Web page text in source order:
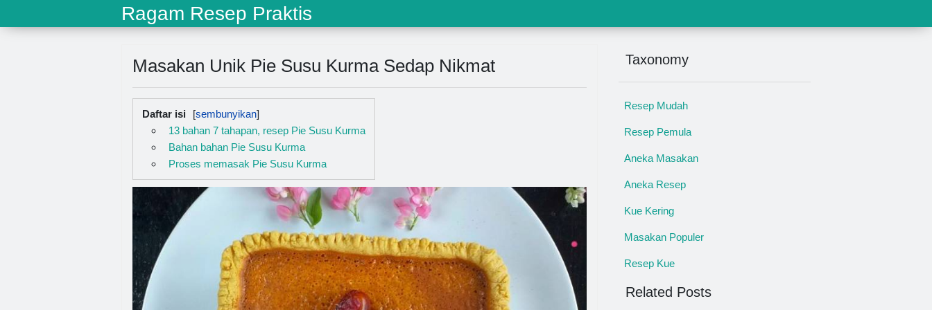
Ragam Resep Praktis
Masakan Unik Pie Susu Kurma Sedap Nikmat
Daftar isi
13 bahan 7 tahapan, resep Pie Susu Kurma
Bahan bahan Pie Susu Kurma
Proses memasak Pie Susu Kurma
Taxonomy
Resep Mudah
Resep Pemula
Aneka Masakan
Aneka Resep
Kue Kering
Masakan Populer
Resep Kue
Related Posts